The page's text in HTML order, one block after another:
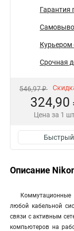
Гарантия
Курьером
Срочная
546,97 ₽
324,90
Цена за 1
Быстрый
Описание
любой кабельной
связи с активным
компьютеров на